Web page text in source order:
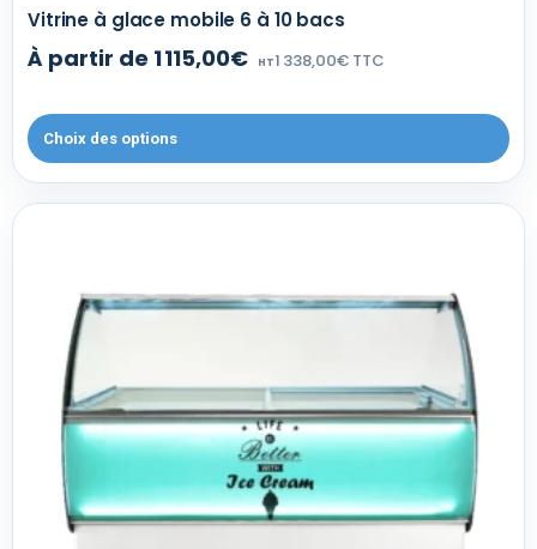
Vitrine à glace mobile 6 à 10 bacs
À partir de 1 115,00€ HT1 338,00€ TTC
Choix des options